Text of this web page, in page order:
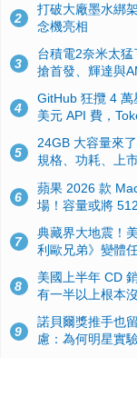
2
打破大廠墨水綁
念機亮相
3
台積電2奈米太
搶首發、輝達與
4
GitHub 狂攬 4
美元 API 費，
5
24GB 大容量來
規格、功耗、上
6
蘋果 2026 款
場！容量或將
7
典藏界大地震！
利歐兄弟》變體
8
美國上半年 CD
有一半以上根本
9
諾貝爾獎推手也
慮：為何明星實